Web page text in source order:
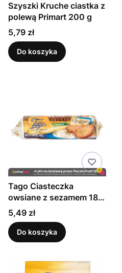
Szyszki Kruche ciastka z
polewą Primart 200 g
Cena
5,79 zł
Do koszyka
Tago Ciasteczka
owsiane z sezamem 185
g
Cena
5,49 zł
Do koszyka